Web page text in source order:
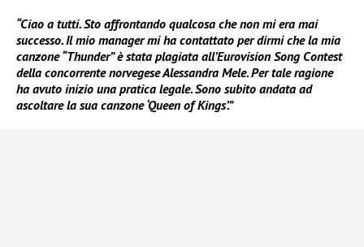
“Ciao a tutti. Sto affrontando qualcosa che non mi era mai
successo. Il mio manager mi ha contattato per dirmi che la mia
canzone “Thunder” è stata plagiata all’Eurovision Song Contest
della concorrente norvegese Alessandra Mele. Per tale ragione
ha avuto inizio una pratica legale. Sono subito andata ad
ascoltare la sua canzone ‘Queen of Kings’.”